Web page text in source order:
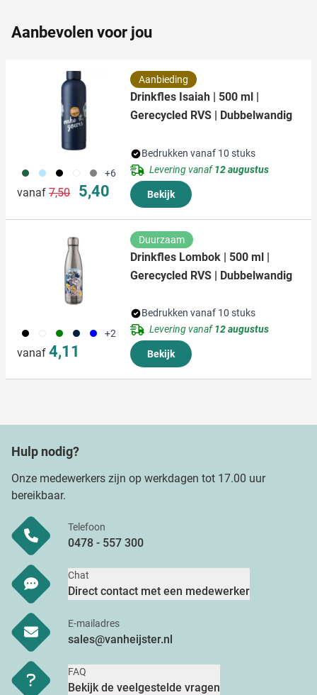
verzameld op basis van uw gebruik van hun services.
Aanbevolen voor jou
374 363 001 002 003 +6
vanaf Normale prijs
7,50 Speciale prijs
5,40
Aanbieding
Drinkfles Isaiah | 500 ml |
Gerecycled RVS | Dubbelwandig
Bedrukken vanaf 10 stuks
Levering vanaf12 augustus
Bekijk
001 002 004 411 005 +2
vanaf 4,11
Duurzaam
Drinkfles Lombok | 500 ml |
Gerecycled RVS | Dubbelwandig
Bedrukken vanaf 10 stuks
Levering vanaf12 augustus
Bekijk
Hulp nodig?
Onze medewerkers zijn op werkdagen tot 17.00 uur
bereikbaar.
Telefoon
0478 - 557 300
Chat
Direct contact met een medewerker
E-mailadres
sales@vanheijster.nl
FAQ
Bekijk de veelgestelde vragen